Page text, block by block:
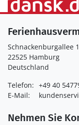
Schnackenburgallee
22525 Hamburg
Deutschland
Telefon: +49 40
E-Mail:
Nehmen Sie